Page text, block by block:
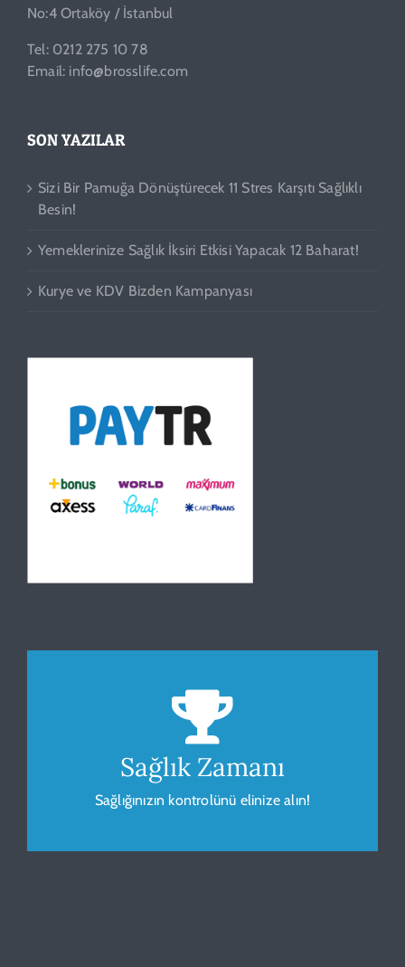
No:4 Ortaköy / İstanbul
Tel: 0212 275 10 78
Email: info@brosslife.com
SON YAZILAR
Sizi Bir Pamuğa Dönüştürecek 11 Stres Karşıtı Sağlıklı
Besin!
Yemeklerinize Sağlık İksiri Etkisi Yapacak 12 Baharat!
Kurye ve KDV Bizden Kampanyası
Sağlık Zamanı
Sağlığınızın kontrolünü elinize alın!
Beden Kitle Endeksi
Sağlığınız için vücudunuzu gözlemleyip
ölçümleyin.
HESAPLA